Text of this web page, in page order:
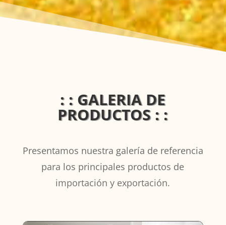
: : GALERIA DE
PRODUCTOS : :
Presentamos nuestra galería de referencia
para los principales productos de
importación y exportación.